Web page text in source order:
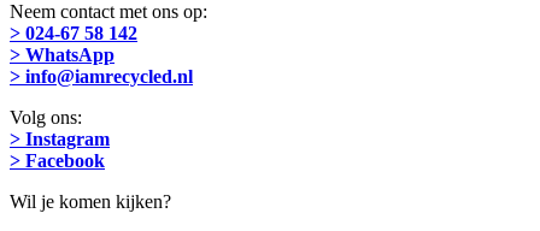
Neem contact met ons op:
> 024-67 58 142
> WhatsApp
> info@iamrecycled.nl
Volg ons:
> Instagram
> Facebook
Wil je komen kijken?